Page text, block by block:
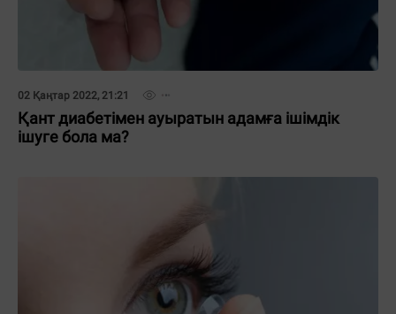
02 Қаңтар 2022, 21:21
Қант диабетімен ауыратын адамға ішімдік
ішуге бола ма?